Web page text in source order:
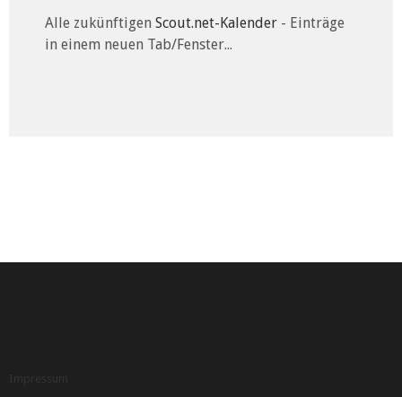
Alle zukünftigen Scout.net-Kalender - Einträge
in einem neuen Tab/Fenster...